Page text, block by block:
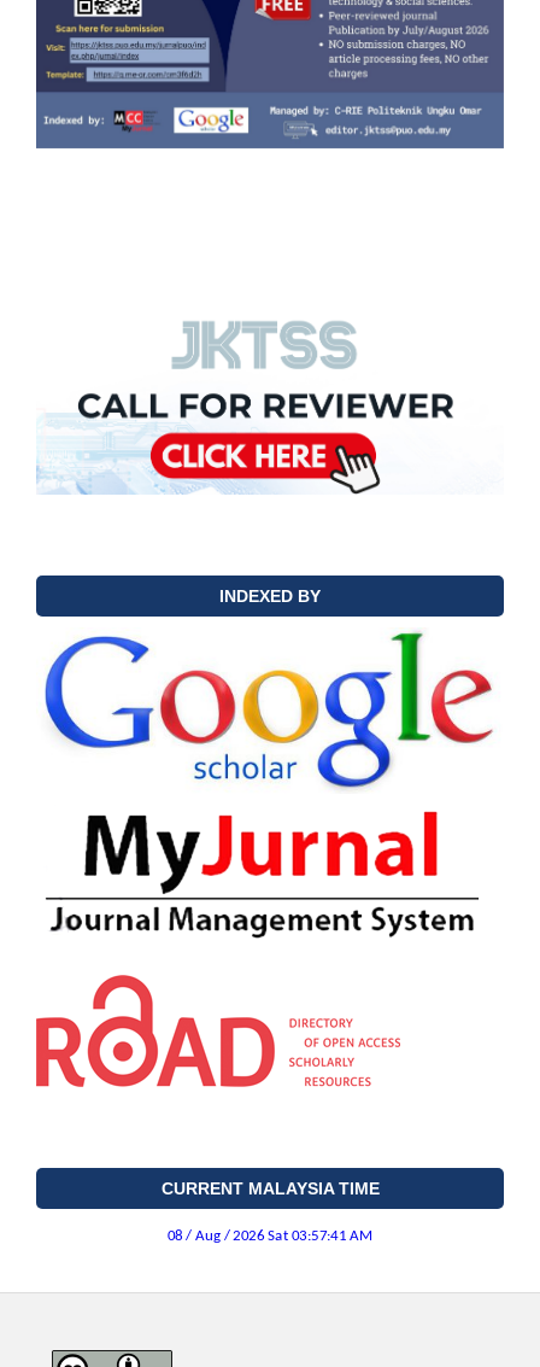
INDEXED BY
CURRENT MALAYSIA TIME